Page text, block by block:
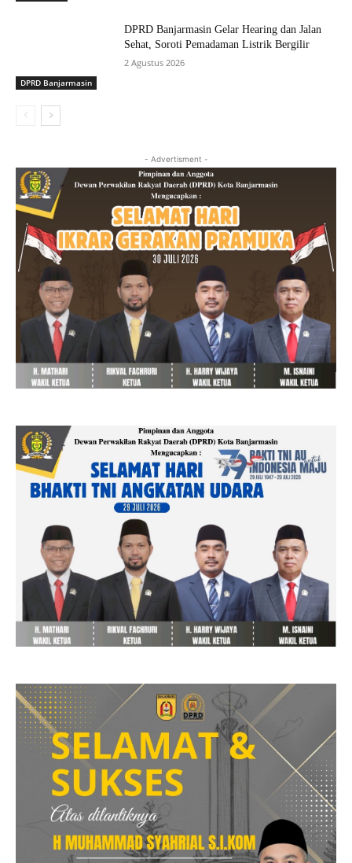
DPRD Banjarmasin
DPRD Banjarmasin Gelar Hearing dan Jalan
Sehat, Soroti Pemadaman Listrik Bergilir
2 Agustus 2026
- Advertisment -